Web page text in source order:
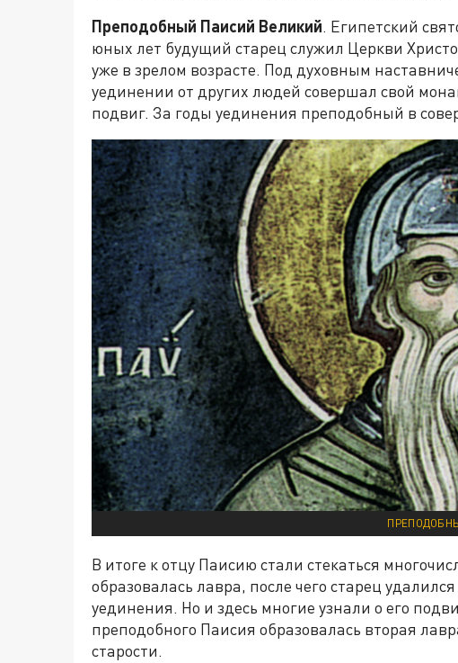
Преподобный Паисий Великий. Египетский
юных лет будущий старец служил Церкви
уже в зрелом возрасте. Под духовным
уединении от других людей совершал свой
подвиг. За годы уединения преподобный в
В итоге к отцу Паисию стали стекаться
образовалась лавра, после чего старец
уединения. Но и здесь многие узнали о его
преподобного Паисия образовалась вторая
старости.